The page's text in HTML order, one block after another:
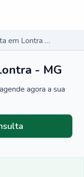
Pneumologista em Lontra - MG
- MG
agora a sua